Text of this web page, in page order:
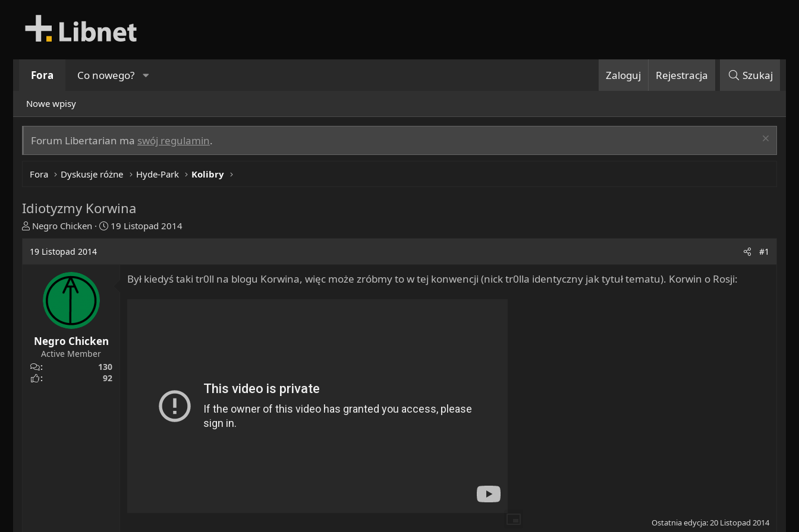
Fora Co nowego? Zaloguj Rejestracja Szukaj
Nowe wpisy
Forum Libertarian ma swój regulamin.
Fora Dyskusje różne Hyde-Park Kolibry
Idiotyzmy Korwina
T
r
r
e
r
Negro Chicken
R
19 Listopad 2014
19 Listopad 2014 #1
Negro Chicken
Active Member
130
92
Był kiedyś taki tr0ll na blogu Korwina, więc może zróbmy to w tej konwencji (nick tr0lla identyczny jak tytuł tematu). Korwin o Rosji:
Ostatnia edycja: 20 Listopad 2014